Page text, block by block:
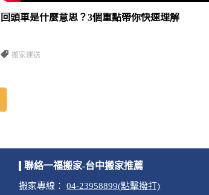
回頭車是什麼意思？3個重點帶你快速理解
搬家運送
聯絡一福搬家-台中搬家推薦
搬家專線：04-23958899(點擊撥打)